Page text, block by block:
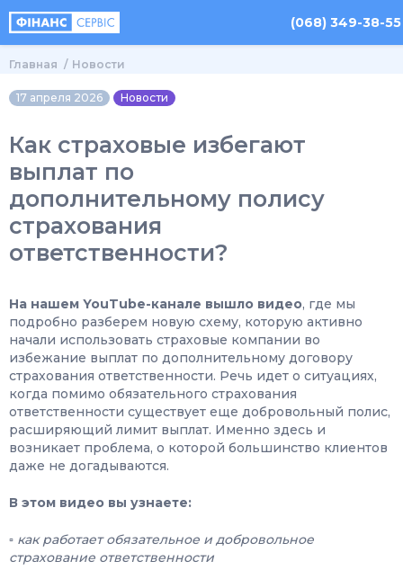
(068) 349-38-55
Главная Новости
17 апреля 2026 Новости
Как страховые избегают
выплат по
дополнительному полису
страхования
ответственности?
На нашем YouTube-канале вышло видео, где мы
подробно разберем новую схему, которую активно
начали использовать страховые компании во
избежание выплат по дополнительному договору
страхования ответственности. Речь идет о ситуациях,
когда помимо обязательного страхования
ответственности существует еще добровольный полис,
расширяющий лимит выплат. Именно здесь и
возникает проблема, о которой большинство клиентов
даже не догадываются.
В этом видео вы узнаете:
▫️ как работает обязательное и добровольное
страхование ответственности